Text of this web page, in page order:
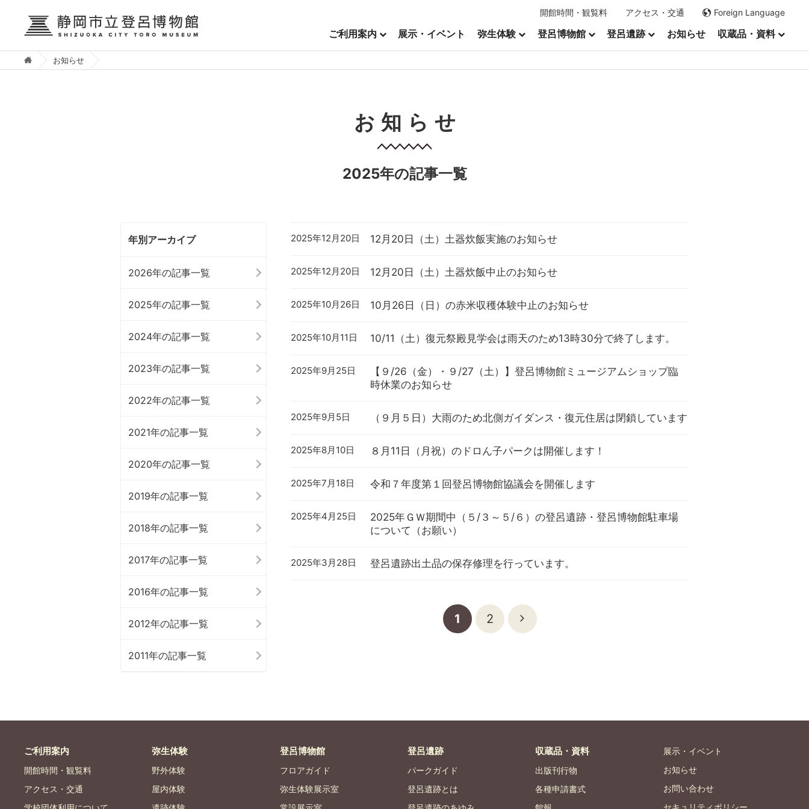
開館時間・観覧料 アクセス・交通 Foreign Language
ご利用案内 展示・イベント 弥生体験 登呂博物館 登呂遺跡 お知らせ 収蔵品・資料
お知らせ
お知らせ
2025年の記事一覧
年別アーカイブ
2026年の記事一覧
2025年の記事一覧
2024年の記事一覧
2023年の記事一覧
2022年の記事一覧
2021年の記事一覧
2020年の記事一覧
2019年の記事一覧
2018年の記事一覧
2017年の記事一覧
2016年の記事一覧
2012年の記事一覧
2011年の記事一覧
2025年12月20日 12月20日（土）土器炊飯実施のお知らせ
2025年12月20日 12月20日（土）土器炊飯中止のお知らせ
2025年10月26日 10月26日（日）の赤米収穫体験中止のお知らせ
2025年10月11日 10/11（土）復元祭殿見学会は雨天のため13時30分で終了します。
2025年9月25日
【９/26（金）・９/27（土）】登呂博物館ミュージアムショップ臨
時休業のお知らせ
2025年9月5日 （９月５日）大雨のため北側ガイダンス・復元住居は閉鎖しています
2025年8月10日 ８月11日（月祝）のドロん子パークは開催します！
2025年7月18日 令和７年度第１回登呂博物館協議会を開催します
2025年4月25日
2025年ＧＷ期間中（５/３～５/６）の登呂遺跡・登呂博物館駐車場
について（お願い）
2025年3月28日 登呂遺跡出土品の保存修理を行っています。
1 2
ご利用案内
開館時間・観覧料
アクセス・交通
弥生体験
野外体験
屋内体験
登呂博物館
フロアガイド
弥生体験展示室
登呂遺跡
パークガイド
登呂遺跡とは
収蔵品・資料
出版刊行物
各種申請書式
展示・イベント
お知らせ
お問い合わせ
セキュリティポリシー